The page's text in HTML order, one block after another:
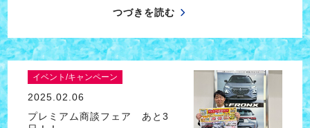
つづきを読む
イベント/キャンペーン
2025.02.06
プレミアム商談フェア あと3